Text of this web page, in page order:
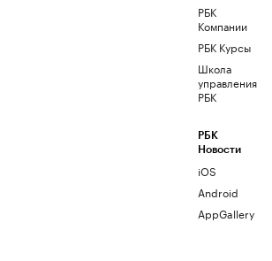
РБК
Компании
РБК Курсы
Школа
управления
РБК
РБК
Новости
iOS
Android
AppGallery